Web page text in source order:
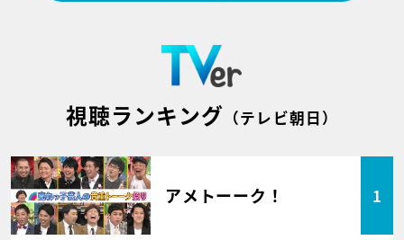
視聴ランキング （テレビ朝日）
アメトーーク！ 1